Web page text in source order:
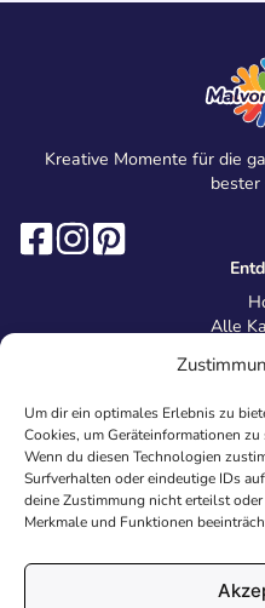
Um dir ein optimales Erlebnis zu
Cookies, um Geräteinformationen
Wenn du diesen Technologien
Surfverhalten oder eindeutige IDs
deine Zustimmung nicht erteilst
Merkmale und Funktionen
Kreative Momente für die
Alle
Recht &